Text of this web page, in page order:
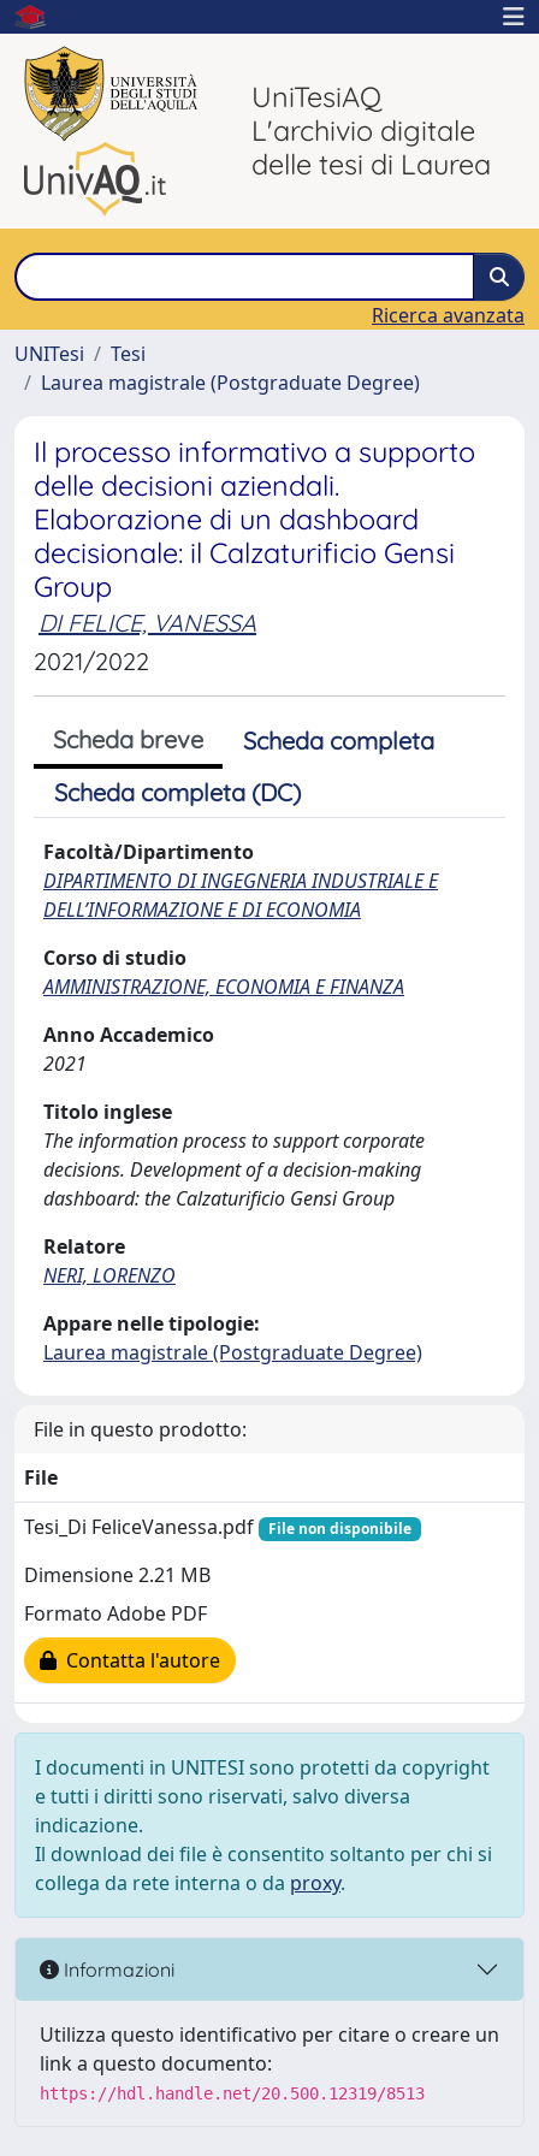
UniTesiAQ
L'archivio digitale
delle tesi di Laurea
Ricerca avanzata
UNITesi
Tesi
Laurea magistrale (Postgraduate Degree)
Il processo informativo a supporto
delle decisioni aziendali.
Elaborazione di un dashboard
decisionale: il Calzaturificio Gensi
Group
DI FELICE, VANESSA
2021/2022
Scheda breve
Scheda completa
Scheda completa (DC)
Facoltà/Dipartimento
DIPARTIMENTO DI INGEGNERIA INDUSTRIALE E
DELL’INFORMAZIONE E DI ECONOMIA
Corso di studio
AMMINISTRAZIONE, ECONOMIA E FINANZA
Anno Accademico
2021
Titolo inglese
The information process to support corporate
decisions. Development of a decision-making
dashboard: the Calzaturificio Gensi Group
Relatore
NERI, LORENZO
Appare nelle tipologie:
Laurea magistrale (Postgraduate Degree)
File in questo prodotto:
File
Tesi_Di FeliceVanessa.pdf
File non disponibile
Dimensione 2.21 MB
Formato Adobe PDF
Contatta l'autore
I documenti in UNITESI sono protetti da copyright
e tutti i diritti sono riservati, salvo diversa
indicazione.
Il download dei file è consentito soltanto per chi si
collega da rete interna o da proxy.
Informazioni
Utilizza questo identificativo per citare o creare un
link a questo documento:
https://hdl.handle.net/20.500.12319/8513